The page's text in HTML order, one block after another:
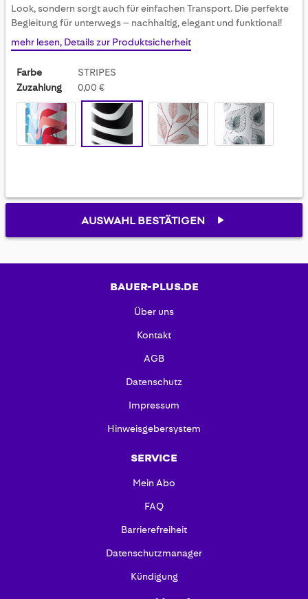
Look, sondern sorgt auch für einfachen Transport. Die perfekte
Begleitung für unterwegs – nachhaltig, elegant und funktional!
mehr lesen, Details zur Produktsicherheit
Farbe
STRIPES
Zuzahlung
0,00 €
AUSWAHL BESTÄTIGEN
BAUER-PLUS.DE
Über uns
Kontakt
AGB
Datenschutz
Impressum
Hinweisgebersystem
SERVICE
Mein Abo
FAQ
Barrierefreiheit
Datenschutzmanager
Kündigung